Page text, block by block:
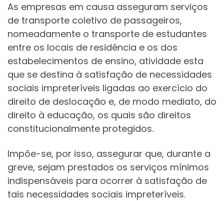
As empresas em causa asseguram serviços
de transporte coletivo de passageiros,
nomeadamente o transporte de estudantes
entre os locais de residência e os dos
estabelecimentos de ensino, atividade esta
que se destina à satisfação de necessidades
sociais impreteríveis ligadas ao exercício do
direito de deslocação e, de modo mediato, do
direito à educação, os quais são direitos
constitucionalmente protegidos.
Impõe-se, por isso, assegurar que, durante a
greve, sejam prestados os serviços mínimos
indispensáveis para ocorrer à satisfação de
tais necessidades sociais impreteríveis.